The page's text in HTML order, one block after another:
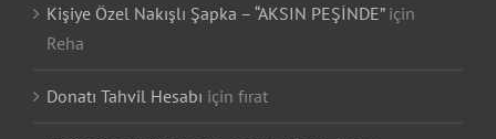
Kişiye Özel Nakışlı Şapka – “AKSIN PEŞİNDE”için
Reha
Donatı Tahvil Hesabı için fırat